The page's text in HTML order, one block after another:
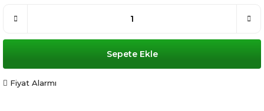
Sepete Ekle
Fiyat Alarmı